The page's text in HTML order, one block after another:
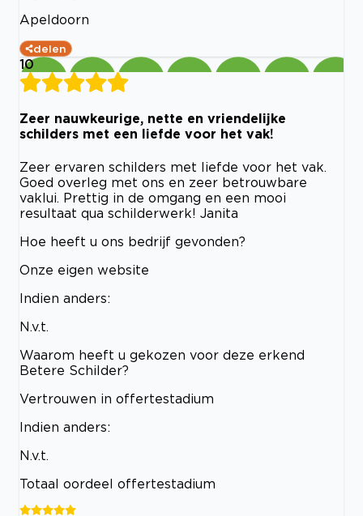
Apeldoorn
delen
10
Zeer nauwkeurige, nette en vriendelijke
schilders met een liefde voor het vak!
Zeer ervaren schilders met liefde voor het vak.
Goed overleg met ons en zeer betrouwbare
vaklui. Prettig in de omgang en een mooi
resultaat qua schilderwerk! Janita
Hoe heeft u ons bedrijf gevonden?
Onze eigen website
Indien anders:
N.v.t.
Waarom heeft u gekozen voor deze erkend
Betere Schilder?
Vertrouwen in offertestadium
Indien anders:
N.v.t.
Totaal oordeel offertestadium